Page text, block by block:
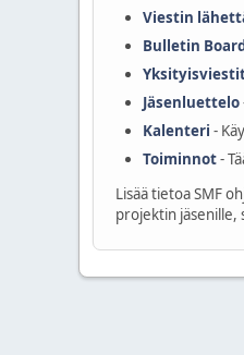
Viestin
Bulletin
Jäsenluettelo
Kalenteri -
Toiminnot-
Lisää tietoa SMF
projektin jäsenille,